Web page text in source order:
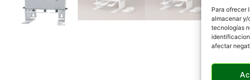
Para ofrecer
almacenar y/
tecnologías
afectar